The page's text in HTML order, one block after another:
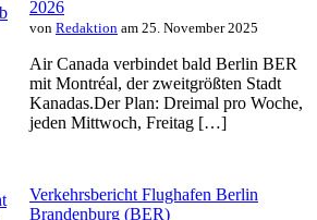
2026
von Redaktion am 25. November 2025
Air Canada verbindet bald Berlin BER
mit Montréal, der zweitgrößten Stadt
Kanadas.Der Plan: Dreimal pro Woche,
jeden Mittwoch, Freitag […]
Verkehrsbericht Flughafen Berlin
Brandenburg (BER)